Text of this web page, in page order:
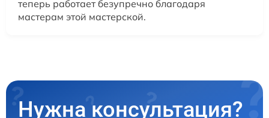
теперь работает безупречно благодаря
мастерам этой мастерской.
Нужна консультация?